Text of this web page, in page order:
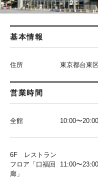
基本情報
住所 東京都台東
営業時間
全館 10:00〜20:00
6F レストラン
フロア「口福回
廊」
11:00〜23:00